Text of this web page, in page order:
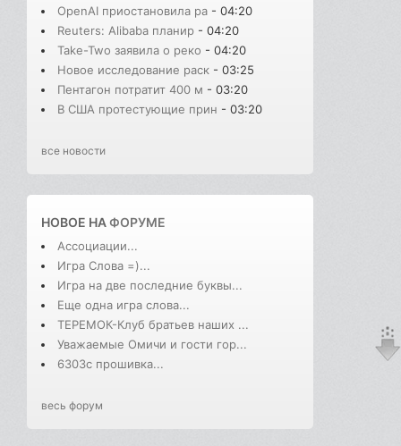
OpenAI приостановила ра - 04:20
Reuters: Alibaba планир - 04:20
Take-Two заявила о реко - 04:20
Новое исследование раск - 03:25
Пентагон потратит 400 м - 03:20
В США протестующие прин - 03:20
все новости
НОВОЕ НАФОРУМЕ
Ассоциации...
Игра Слова =)...
Игра на две последние буквы...
Еще одна игра слова...
ТЕРЕМОК-Клуб братьев наших ...
Уважаемые Омичи и гости гор...
6303с прошивка...
весь форум